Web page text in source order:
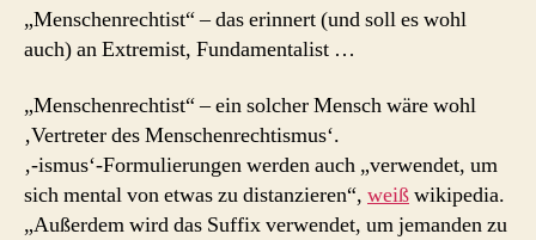
„Menschenrechtist“ – das erinnert (und soll es wohl
auch) an Extremist, Fundamentalist …
„Menschenrechtist“ – ein solcher Mensch wäre wohl
‚Vertreter des Menschenrechtismus‘.
‚-ismus‘-Formulierungen werden auch „verwendet, um
sich mental von etwas zu distanzieren“, weißwikipedia.
„Außerdem wird das Suffix verwendet, um jemanden zu